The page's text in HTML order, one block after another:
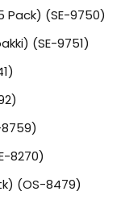
Pack) (SE-9750)
(SE-9751)
8270)
(OS-8479)